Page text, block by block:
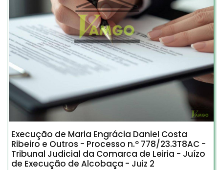
Execução de Maria Engrácia Daniel Costa
Ribeiro e Outros - Processo n.º 778/23.3T8AC -
Tribunal Judicial da Comarca de Leiria - Juízo
de Execução de Alcobaça - Juiz 2